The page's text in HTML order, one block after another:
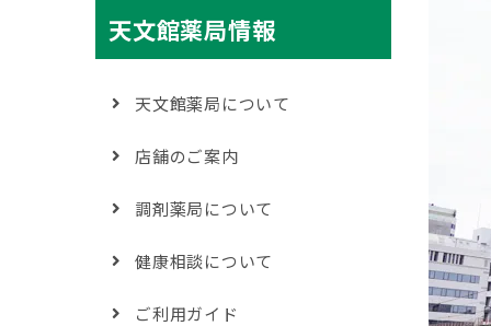
天文館薬局情報
天文館薬局について
店舗のご案内
調剤薬局について
健康相談について
ご利用ガイド